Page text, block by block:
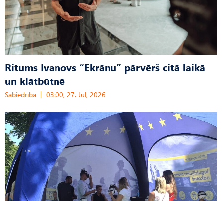
Ritums Ivanovs “Ekrānu” pārvērš citā laikā
un klātbūtnē
Sabiedrība 03:00, 27. Jūl, 2026